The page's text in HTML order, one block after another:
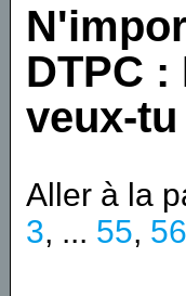
DTPC
veux-
Aller à la
3, ... 55, 56